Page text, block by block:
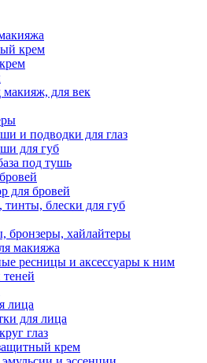
крем
макияж, для век
и подводки для глаз
для губ
под тушь
для бровей
блески для губ
бронзеры, хайлайтеры
макияжа
ресницы и аксессуары к ним
лица
для лица
глаз
крем